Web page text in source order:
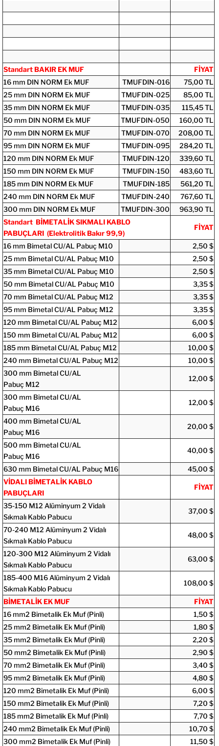
Standart BAKIR EK MUF
FİYAT
16 mm DIN NORM Ek MUF
TMUFDIN-016
75,00 TL
25 mm DIN NORM Ek MUF
TMUFDIN-025
85,00 TL
35 mm DIN NORM Ek MUF
TMUFDIN-035
115,45 TL
50 mm DIN NORM Ek MUF
TMUFDIN-050
160,00 TL
70 mm DIN NORM Ek MUF
TMUFDIN-070
208,00 TL
95 mm DIN NORM Ek MUF
TMUFDIN-095
284,20 TL
120 mm DIN NORM Ek MUF
TMUFDIN-120
339,60 TL
150 mm DIN NORM Ek MUF
TMUFDIN-150
483,60 TL
185 mm DIN NORM Ek MUF
TMUFDIN-185
561,20 TL
240 mm DIN NORM Ek MUF
TMUFDIN-240
767,60 TL
300 mm DIN NORM Ek MUF
TMUFDIN-300
963,90 TL
Standart BİMETALİK SIKMALI KABLO
PABUÇLARI (Elektrolitik Bakır 99,9)
FİYAT
16 mm Bimetal CU/AL Pabuç M10
2,50 $
25 mm Bimetal CU/AL Pabuç M10
2,50 $
35 mm Bimetal CU/AL Pabuç M10
2,50 $
50 mm Bimetal CU/AL Pabuç M10
3,35 $
70 mm Bimetal CU/AL Pabuç M12
3,35 $
95 mm Bimetal CU/AL Pabuç M12
3,35 $
120 mm Bimetal CU/AL Pabuç M12
6,00 $
150 mm Bimetal CU/AL Pabuç M12
6,00 $
185 mm Bimetal CU/AL Pabuç M12
10,00 $
240 mm Bimetal CU/AL Pabuç M12
10,00 $
300 mm Bimetal CU/AL
Pabuç M12
12,00 $
300 mm Bimetal CU/AL
Pabuç M16
12,00 $
400 mm Bimetal CU/AL
Pabuç M16
20,00 $
500 mm Bimetal CU/AL
Pabuç M16
40,00 $
630 mm Bimetal CU/AL Pabuç M16 45,00 $
VİDALI BİMETALİK KABLO
PABUÇLARI
FİYAT
35-150 M12 Alüminyum 2 Vidalı
Sıkmalı Kablo Pabucu
37,00 $
70-240 M12 Alüminyum 2 Vidalı
Sıkmalı Kablo Pabucu
48,00 $
120-300 M12 Alüminyum 2 Vidalı
Sıkmalı Kablo Pabucu
63,00 $
185-400 M16 Alüminyum 2 Vidalı
Sıkmalı Kablo Pabucu
108,00 $
BİMETALİK EK MUF
FİYAT
16 mm2 Bimetalik Ek Muf (Pinli)
1,50 $
25 mm2 Bimetalik Ek Muf (Pinli)
1,80 $
35 mm2 Bimetalik Ek Muf (Pinli)
2,20 $
50 mm2 Bimetalik Ek Muf (Pinli)
2,90 $
70 mm2 Bimetalik Ek Muf (Pinli)
3,40 $
95 mm2 Bimetalik Ek Muf (Pinli)
4,80 $
120 mm2 Bimetalik Ek Muf (Pinli)
6,00 $
150 mm2 Bimetalik Ek Muf (Pinli)
7,20 $
185 mm2 Bimetalik Ek Muf (Pinli)
7,70 $
240 mm2 Bimetalik Ek Muf (Pinli)
10,70 $
300 mm2 Bimetalik Ek Muf (Pinli)
11,50 $